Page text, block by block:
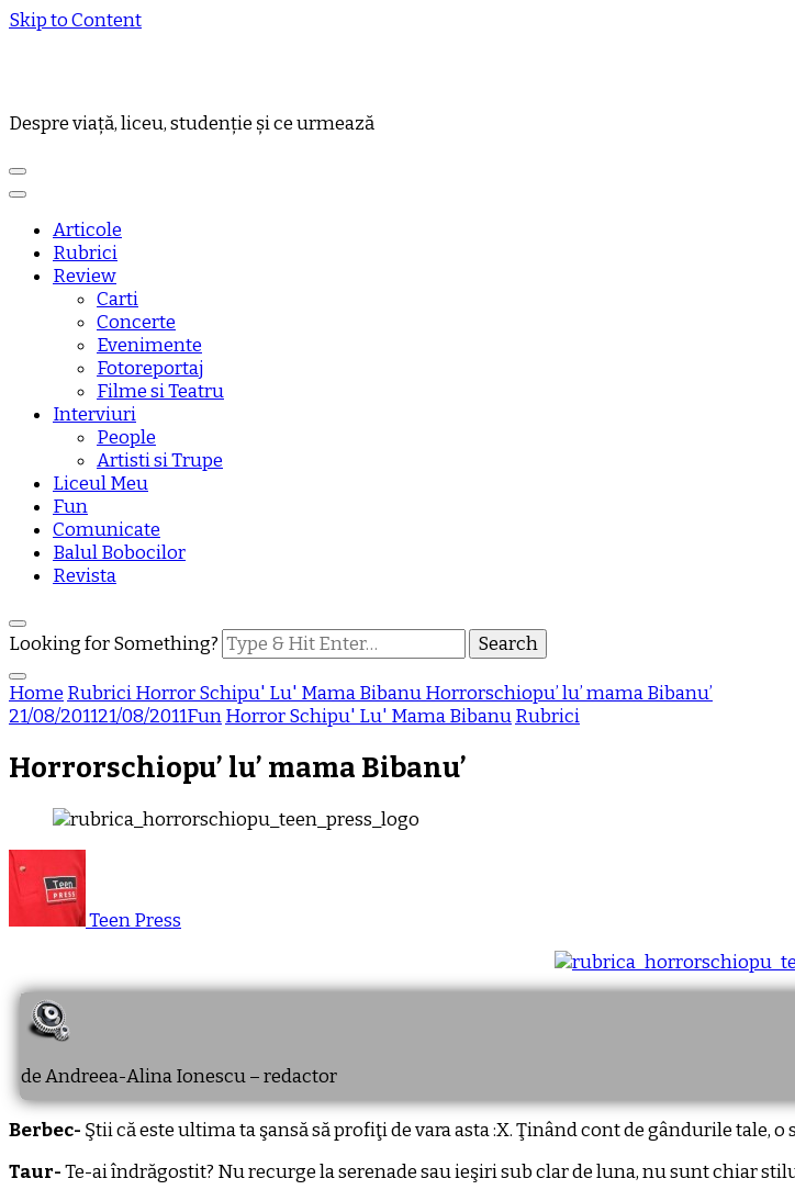
Skip to Content
Despre viață, liceu, studenție și ce urmează
Articole
Rubrici
Review
Carti
Concerte
Evenimente
Fotoreportaj
Filme si Teatru
Interviuri
People
Artisti si Trupe
Liceul Meu
Fun
Comunicate
Balul Bobocilor
Revista
Looking for Something?
Home RubriciHorror Schipu' Lu' Mama BibanuHorrorschiopu’ lu’ mama Bibanu’
21/08/201121/08/2011FunHorror Schipu' Lu' Mama BibanuRubrici
Horrorschiopu’ lu’ mama Bibanu’
Teen Press
de Andreea-Alina Ionescu – redactor
Berbec- Ştii că este ultima ta şansă să profiţi de vara asta :X. Ţinând cont de gândurile tale, o
Taur-Te-ai îndrăgostit? Nu recurge la serenade sau ieşiri sub clar de luna, nu sunt chiar